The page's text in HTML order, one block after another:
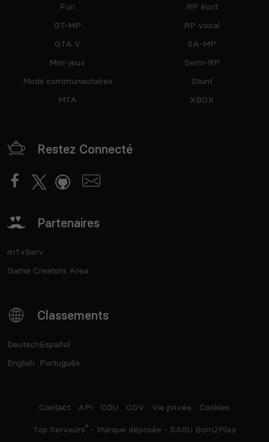
Fun
GT-MP
GTA V
Mini-jeux
Mods communautaires
MTA
RP écrit
RP vocal
SA-MP
Semi-RP
Stunt
XBOX
Restez Connecté
Partenaires
mTxServ
Game Creators Area
Classements
Deutsch
English
Español
Português
Contact API CGU CGV Vie privée Cookies
Top Serveurs®- Marque déposée - SASU Born2Play